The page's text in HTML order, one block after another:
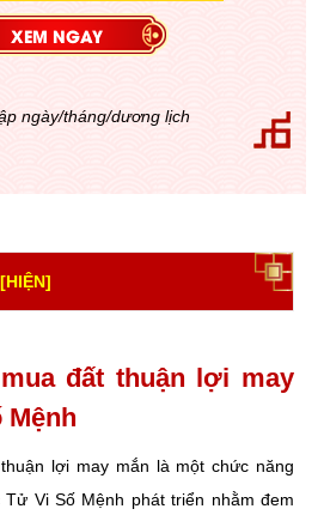
ngày/tháng/dương lịch
[HIỆN]
đất thuận lợi may
Mệnh
lợi may mắn là một chức năng
Vi Số Mệnh phát triển nhằm đem